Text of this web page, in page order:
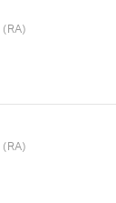
(RA)
(RA)